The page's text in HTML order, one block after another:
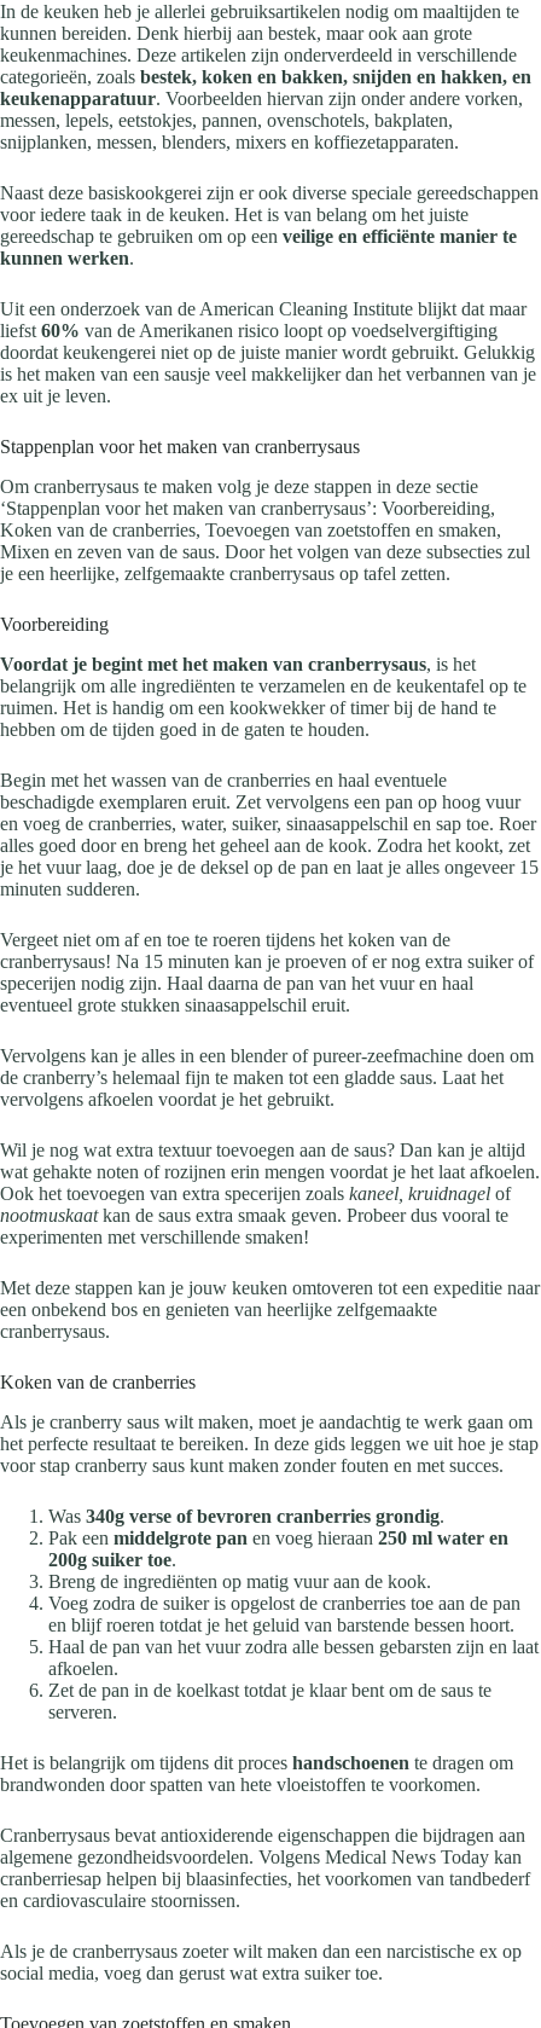
In de keuken heb je allerlei gebruiksartikelen nodig om maaltijden te
kunnen bereiden. Denk hierbij aan bestek, maar ook aan grote
keukenmachines. Deze artikelen zijn onderverdeeld in verschillende
categorieën, zoals bestek, koken en bakken, snijden en hakken, en
keukenapparatuur. Voorbeelden hiervan zijn onder andere vorken,
messen, lepels, eetstokjes, pannen, ovenschotels, bakplaten,
snijplanken, messen, blenders, mixers en koffiezetapparaten.
Naast deze basiskookgerei zijn er ook diverse speciale gereedschappen
voor iedere taak in de keuken. Het is van belang om het juiste
gereedschap te gebruiken om op een veilige en efficiënte manier te
kunnen werken.
Uit een onderzoek van de American Cleaning Institute blijkt dat maar
liefst 60% van de Amerikanen risico loopt op voedselvergiftiging
doordat keukengerei niet op de juiste manier wordt gebruikt. Gelukkig
is het maken van een sausje veel makkelijker dan het verbannen van je
ex uit je leven.
Stappenplan voor het maken van cranberrysaus
Om cranberrysaus te maken volg je deze stappen in deze sectie
‘Stappenplan voor het maken van cranberrysaus’: Voorbereiding,
Koken van de cranberries, Toevoegen van zoetstoffen en smaken,
Mixen en zeven van de saus. Door het volgen van deze subsecties zul
je een heerlijke, zelfgemaakte cranberrysaus op tafel zetten.
Voorbereiding
Voordat je begint met het maken van cranberrysaus, is het
belangrijk om alle ingrediënten te verzamelen en de keukentafel op te
ruimen. Het is handig om een kookwekker of timer bij de hand te
hebben om de tijden goed in de gaten te houden.
Begin met het wassen van de cranberries en haal eventuele
beschadigde exemplaren eruit. Zet vervolgens een pan op hoog vuur
en voeg de cranberries, water, suiker, sinaasappelschil en sap toe. Roer
alles goed door en breng het geheel aan de kook. Zodra het kookt, zet
je het vuur laag, doe je de deksel op de pan en laat je alles ongeveer 15
minuten sudderen.
Vergeet niet om af en toe te roeren tijdens het koken van de
cranberrysaus! Na 15 minuten kan je proeven of er nog extra suiker of
specerijen nodig zijn. Haal daarna de pan van het vuur en haal
eventueel grote stukken sinaasappelschil eruit.
Vervolgens kan je alles in een blender of pureer-zeefmachine doen om
de cranberry’s helemaal fijn te maken tot een gladde saus. Laat het
vervolgens afkoelen voordat je het gebruikt.
Wil je nog wat extra textuur toevoegen aan de saus? Dan kan je altijd
wat gehakte noten of rozijnen erin mengen voordat je het laat afkoelen.
Ook het toevoegen van extra specerijen zoals kaneel, kruidnagel of
nootmuskaatkan de saus extra smaak geven. Probeer dus vooral te
experimenten met verschillende smaken!
Met deze stappen kan je jouw keuken omtoveren tot een expeditie naar
een onbekend bos en genieten van heerlijke zelfgemaakte
cranberrysaus.
Koken van de cranberries
Als je cranberry saus wilt maken, moet je aandachtig te werk gaan om
het perfecte resultaat te bereiken. In deze gids leggen we uit hoe je stap
voor stap cranberry saus kunt maken zonder fouten en met succes.
Was 340g verse of bevroren cranberries grondig.
Pak een middelgrote pan en voeg hieraan 250 ml water en
200g suiker toe.
Breng de ingrediënten op matig vuur aan de kook.
Voeg zodra de suiker is opgelost de cranberries toe aan de pan
en blijf roeren totdat je het geluid van barstende bessen hoort.
Haal de pan van het vuur zodra alle bessen gebarsten zijn en laat
afkoelen.
Zet de pan in de koelkast totdat je klaar bent om de saus te
serveren.
Het is belangrijk om tijdens dit proces handschoenen te dragen om
brandwonden door spatten van hete vloeistoffen te voorkomen.
Cranberrysaus bevat antioxiderende eigenschappen die bijdragen aan
algemene gezondheidsvoordelen. Volgens Medical News Today kan
cranberriesap helpen bij blaasinfecties, het voorkomen van tandbederf
en cardiovasculaire stoornissen.
Als je de cranberrysaus zoeter wilt maken dan een narcistische ex op
social media, voeg dan gerust wat extra suiker toe.
Toevoegen van zoetstoffen en smaken